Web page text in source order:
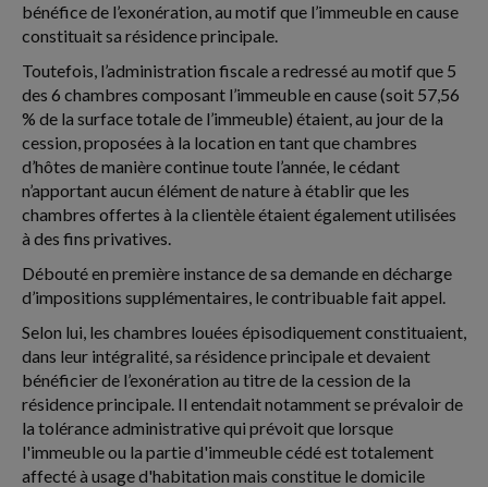
bénéfice de l’exonération, au motif que l’immeuble en cause
constituait sa résidence principale.
Toutefois, l’administration fiscale a redressé au motif que 5
des 6 chambres composant l’immeuble en cause (soit 57,56
% de la surface totale de l’immeuble) étaient, au jour de la
cession, proposées à la location en tant que chambres
d’hôtes de manière continue toute l’année, le cédant
n’apportant aucun élément de nature à établir que les
chambres offertes à la clientèle étaient également utilisées
à des fins privatives.
Débouté en première instance de sa demande en décharge
d’impositions supplémentaires, le contribuable fait appel.
Selon lui, les chambres louées épisodiquement constituaient,
dans leur intégralité, sa résidence principale et devaient
bénéficier de l’exonération au titre de la cession de la
résidence principale. Il entendait notamment se prévaloir de
la tolérance administrative qui prévoit que lorsque
l'immeuble ou la partie d'immeuble cédé est totalement
affecté à usage d'habitation mais constitue le domicile